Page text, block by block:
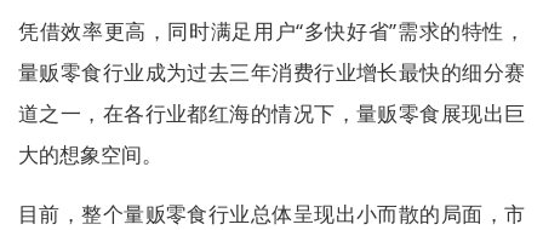
凭借效率更高，同时满足用户“多快好省”需求的特性，
量贩零食行业成为过去三年消费行业增长最快的细分赛
道之一，在各行业都红海的情况下，量贩零食展现出巨
大的想象空间。
目前，整个量贩零食行业总体呈现出小而散的局面，市